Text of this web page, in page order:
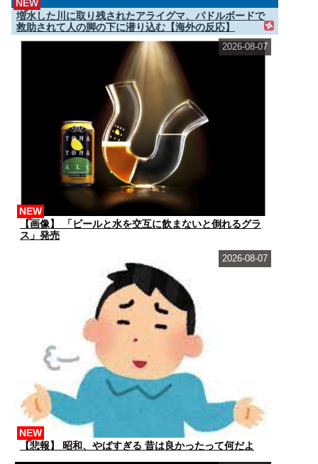
増水した川に取り残されたアライグマ、パドルボードで
救助されて人の脚の下に潜り込む【海外の反応】
NEW
【画像】 「ビールと水を交互に飲まないと倒れるグラ
ス」発売
NEW
2026-08-07
【悲報】 昭和、やばすぎる 昔は良かったって何だよ
NEW
2026-08-07